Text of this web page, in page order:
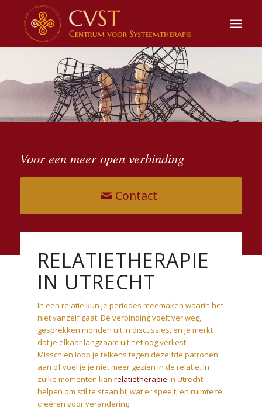
Voor een meer open verbinding
Contact
RELATIETHERAPIE
IN UTRECHT
In een relatie kun je periodes meemaken waarin het
niet vanzelf gaat. De verbinding voelt ver weg,
gesprekken monden uit in discussies, en je merkt
dat je elkaar langzaam uit het oog verliest.
Misschien loop je telkens tegen dezelfde patronen
aan of voel je je niet meer gezien in de relatie. In
zulke momenten kan relatietherapie in Utrecht
helpen om stil te staan bij wat er speelt, en ruimte te
creëren voor verandering.